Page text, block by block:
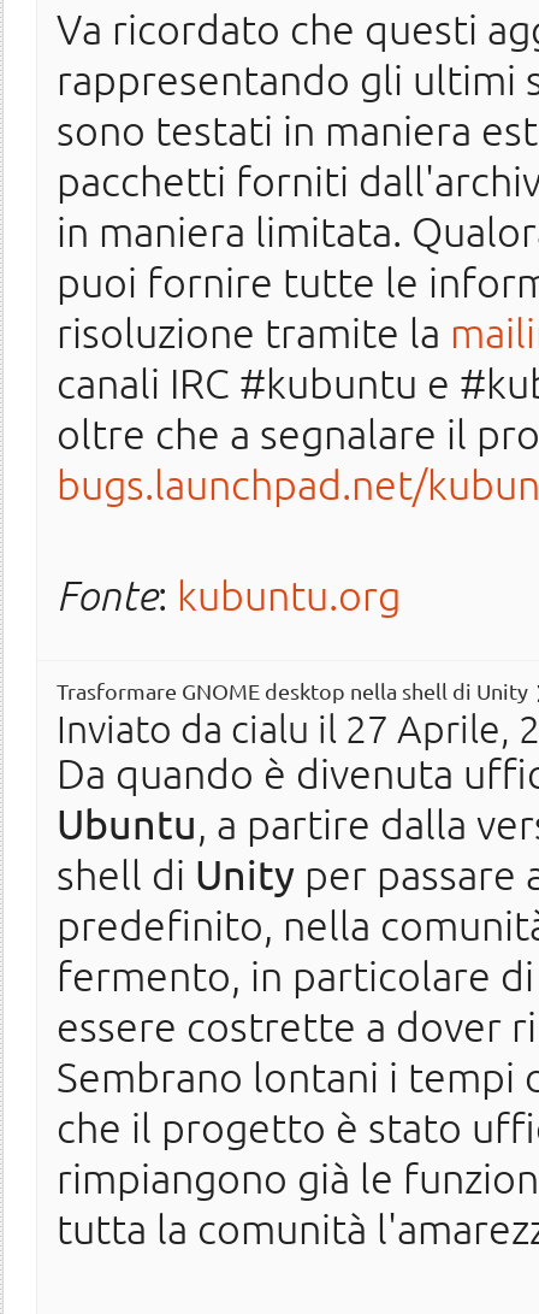
Va ricordato che questi
rappresentando gli ultimi
sono testati in maniera
pacchetti forniti
in maniera limitata.
puoi fornire tutte le
risoluzione tramite la
canali IRC #kubuntu e
oltre che a segnalare il
bugs.launchpad.net/
Fonte: kubuntu.org
Trasformare GNOME desktop nella shell di Unity
Inviato da cialu il 27 Aprile,
Da quando è divenuta
Ubuntu, a partire dalla
shell di Unity per passare
predefinito, nella
fermento, in particolare
essere costrette a dover
Sembrano lontani i
che il progetto è stato
rimpiangono già le
tutta la comunità